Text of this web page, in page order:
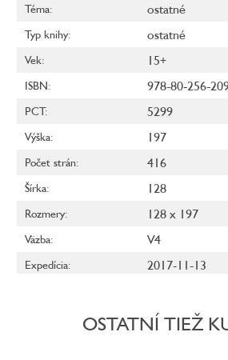
Téma: ostatné
Typ knihy: ostatné
Vek: 15+
ISBN: 978-80-256-
PCT: 5299
Výška: 197
Počet strán: 416
Šírka: 128
Rozmery: 128 x 197
Väzba: V4
Expedícia: 2017-11-13
OSTATNÍ TIEŽ